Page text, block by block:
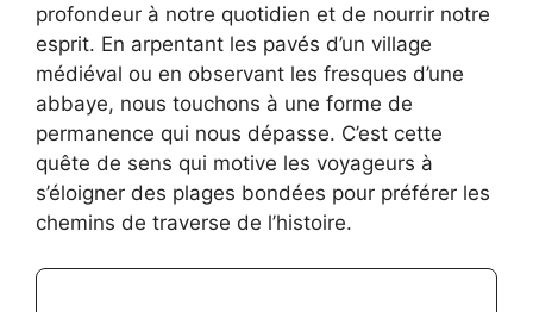
profondeur à notre quotidien et de nourrir notre
esprit. En arpentant les pavés d’un village
médiéval ou en observant les fresques d’une
abbaye, nous touchons à une forme de
permanence qui nous dépasse. C’est cette
quête de sens qui motive les voyageurs à
s’éloigner des plages bondées pour préférer les
chemins de traverse de l’histoire.